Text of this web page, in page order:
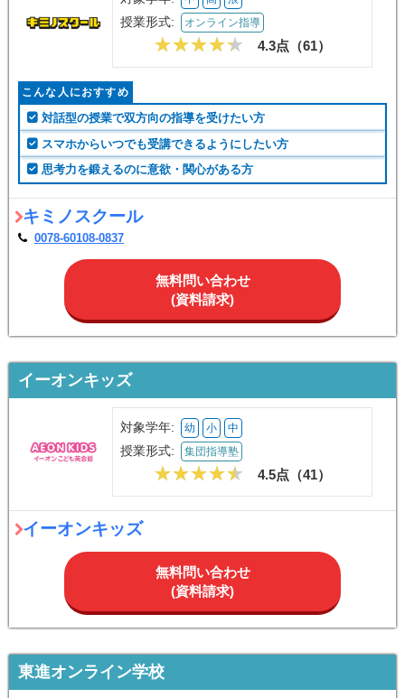
授業形式: オンライン指導
4.3点（61）
こんな人におすすめ
対話型の授業で双方向の指導を受けたい方
スマホからいつでも受講できるようにしたい方
思考力を鍛えるのに意欲・関心がある方
キミノスクール
0078-60108-0837
無料問い合わせ
(資料請求)
イーオンキッズ
対象学年: 幼 小 中
授業形式: 集団指導塾
4.5点（41）
イーオンキッズ
無料問い合わせ
(資料請求)
東進オンライン学校